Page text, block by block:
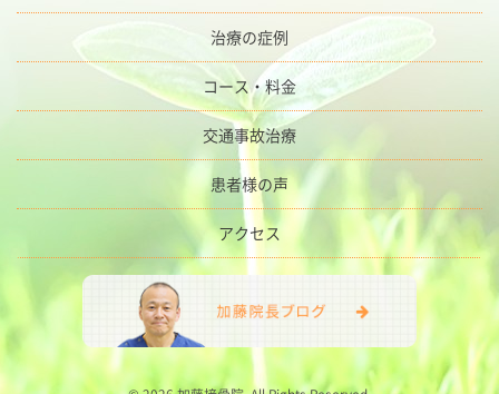
治療の症例
コース・料金
交通事故治療
患者様の声
アクセス